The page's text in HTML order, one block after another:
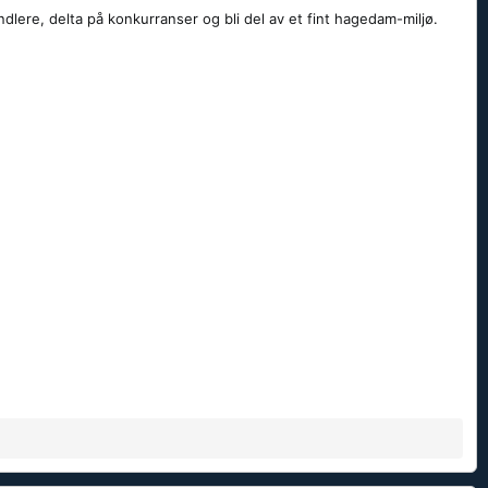
delta på konkurranser og bli del av et fint hagedam-miljø.